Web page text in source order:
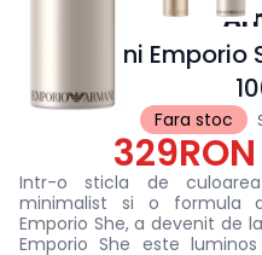
Fara stoc
Armani
329RON
Intr-o sticla de
minimalist si o formula
Emporio She, a devenit de
Emporio She este